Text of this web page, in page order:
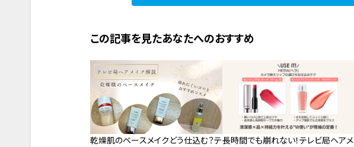
この記事を見たあなたへのおすすめ
乾燥肌のベースメイクどう仕込む？テ長時間でも崩れない！テレビ局ヘアメ